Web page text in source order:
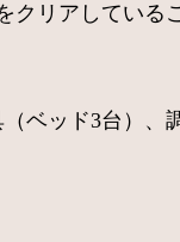
クリアしている
ベッド3台）、